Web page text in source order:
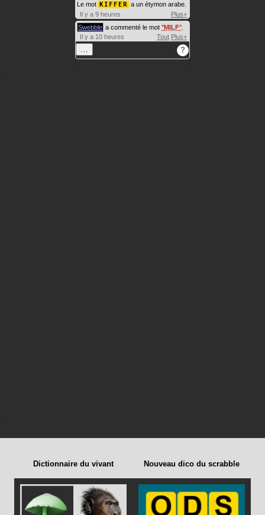
Le mot KIFFER a un étymon arabe.
Il y a 9 heures
Plus+
Swebble a commenté le mot MILF .
Il y a 10 heures
Tout Plus+
… ?
Dictionnaire du vivant Nouveau dico du scrabble